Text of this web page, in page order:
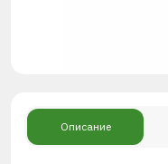
Описание